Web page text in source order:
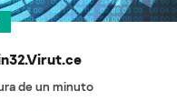
de un minuto